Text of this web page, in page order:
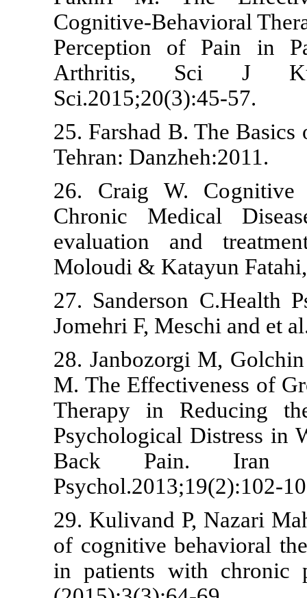
Cognitive-
Perception
Arthritis,
25. Farshad
Tehran:
26. Craig
Chronic
evaluation
Moloudi &
27.
Jomehri F,
28.
M. The
Therapy in
Back
29. Kulivand
of cognitive
in patients